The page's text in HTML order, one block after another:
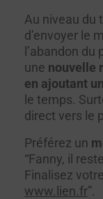
Au niveau du
d’envoyer le
l’abandon
une nouvelle
en ajoutant
le temps.
direct vers le
Préférez un
“Fanny, il
Finalisez
www.lien.fr”.